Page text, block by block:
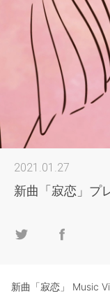
2021.01.27
新曲「寂恋」プ
新曲「寂恋」 Music